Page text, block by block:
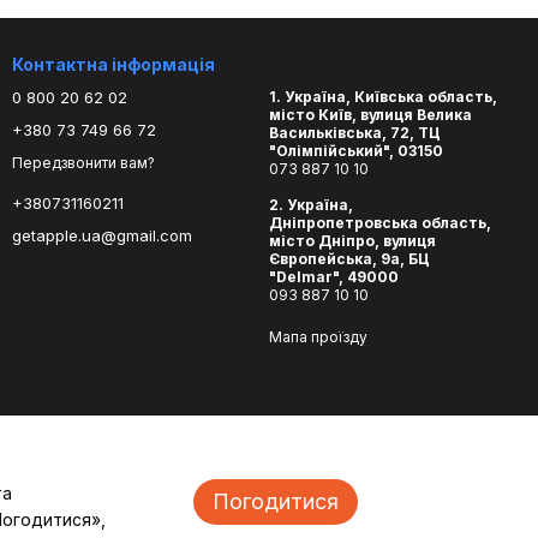
Контактна інформація
0 800 20 62 02
+380 73 749 66 72
Передзвонити вам?
+380731160211
getapple.ua@gmail.com
1. Україна, Київська область,
місто Київ, вулиця Велика
Васильківська, 72, ТЦ
"Олімпійський", 03150
073 887 10 10
2. Україна,
Дніпропетровська область,
місто Дніпро, вулиця
Європейська, 9а, БЦ
"Delmar", 49000
093 887 10 10
Мапа проїзду
Погодитися